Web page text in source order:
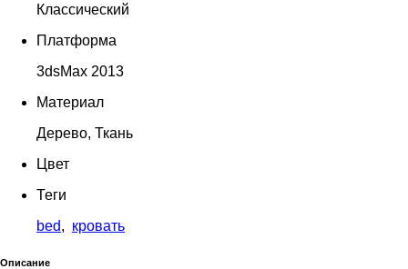
Классический
Платформа
3dsMax 2013
Материал
Дерево, Ткань
Цвет
Теги
bed, кровать
Описание